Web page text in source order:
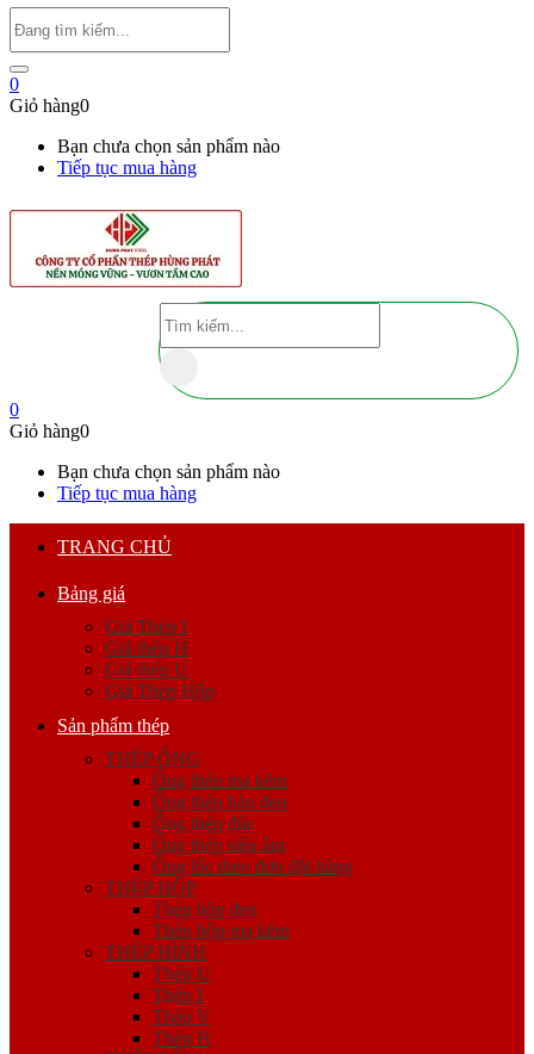
0
Giỏ hàng0
Bạn chưa chọn sản phẩm nào
Tiếp tục mua hàng
0
Giỏ hàng0
Bạn chưa chọn sản phẩm nào
Tiếp tục mua hàng
TRANG CHỦ
Bảng giá
Giá Thép I
Giá thép H
Giá thép U
Giá Thép Hộp
Sản phẩm thép
THÉP ỐNG
Ống thép mạ kẽm
Ống thép hàn đen
Ống thép đúc
Ống thép siêu âm
Ống lốc theo đơn đặt hàng
THÉP HỘP
Thép hộp đen
Thép hộp mạ kẽm
THÉP HÌNH
Thép U
Thép I
Thép V
Thép H